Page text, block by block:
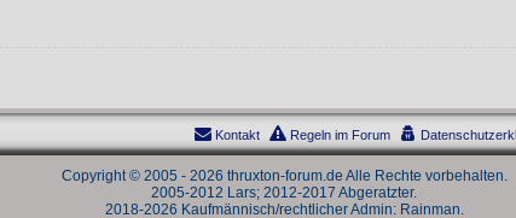
Regeln im Forum
Kontakt
Copyright © 2005 - 2026 thruxton-forum.de Alle Rechte vorbehalten.
2005-2012 Lars; 2012-2017 Abgeratzter.
2018-2026 Kaufmännisch/rechtlicher Admin: Rainman.